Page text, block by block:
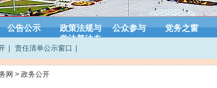
公告公示
政策法规与
学法普法专
栏
公众参与 党务之窗
责任清单公示窗口
网 > 政务公开